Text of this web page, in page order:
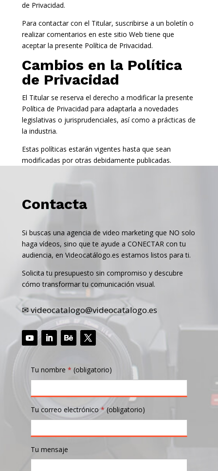
de Privacidad.
Para contactar con el Titular, suscribirse a un boletín o
realizar comentarios en este sitio Web tiene que
aceptar la presente Política de Privacidad.
Cambios en la Política
de Privacidad
El Titular se reserva el derecho a modificar la presente
Política de Privacidad para adaptarla a novedades
legislativas o jurisprudenciales, así como a prácticas de
la industria.
Estas políticas estarán vigentes hasta que sean
modificadas por otras debidamente publicadas.
Contacta
Si buscas una agencia de video marketing que NO solo
haga vídeos, sino que te ayude a CONECTAR con tu
audiencia, en Videocatálogo.es estamos listos para ti.
Solicita tu presupuesto sin compromiso y descubre
cómo transformar tu comunicación visual.
✉︎videocatalogo@videocatalogo.es
Tu nombre * (obligatorio)
Tu correo electrónico* (obligatorio)
Tu mensaje